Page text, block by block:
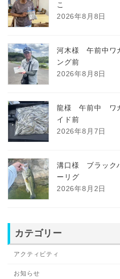
こ
2026年8月8日
河木様 午前中ワ
ング前
2026年8月8日
龍様 午前中 ワ
イド前
2026年8月7日
溝口様 ブラック
ーリグ
2026年8月2日
カテゴリー
アクティビティ
お知らせ